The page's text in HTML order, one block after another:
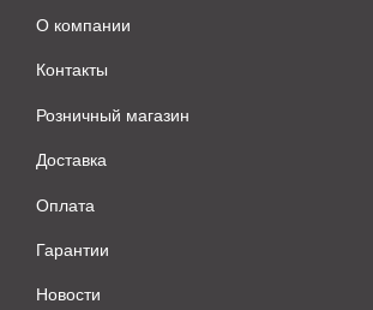
О компании
Контакты
Розничный магазин
Доставка
Оплата
Гарантии
Новости